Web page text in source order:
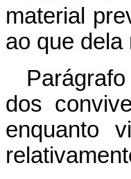
material
ao que dela
dos
enquanto